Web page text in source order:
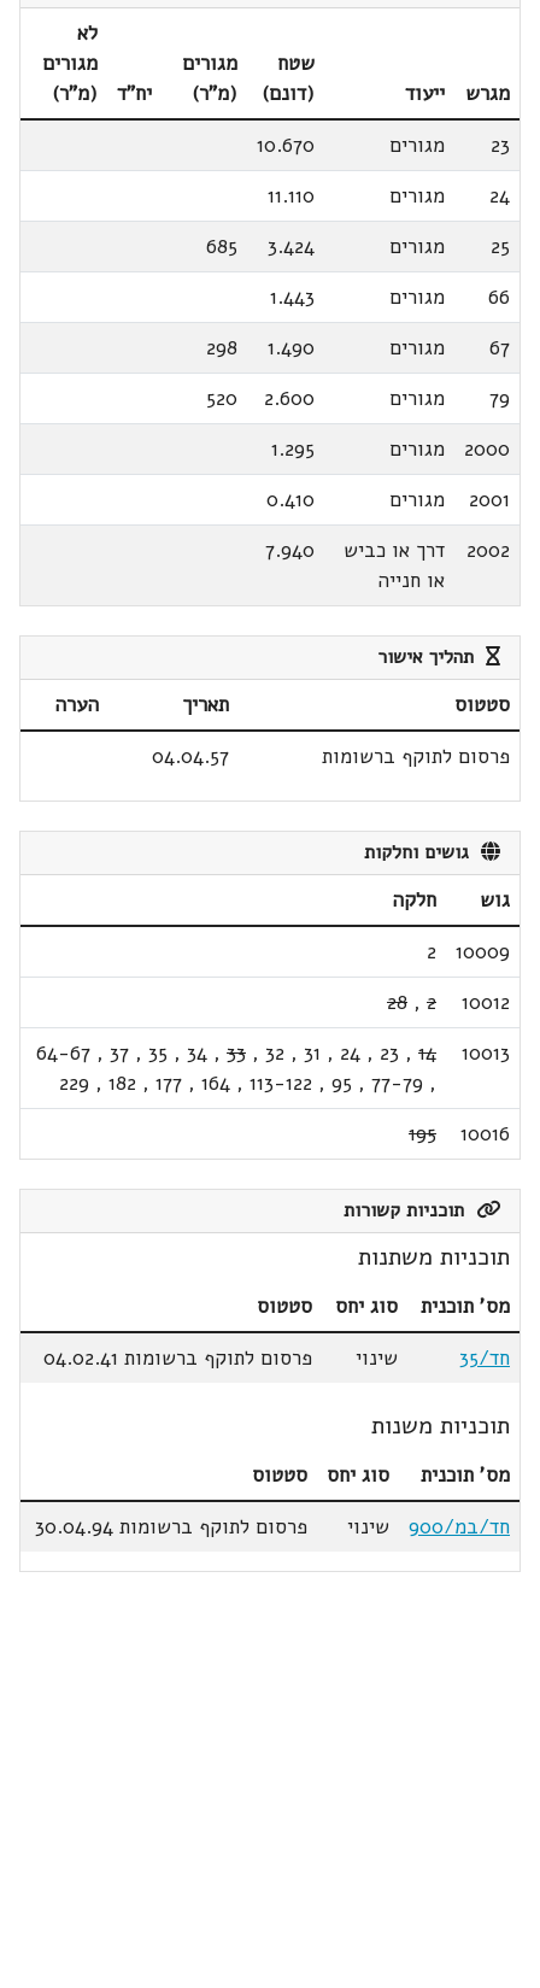
מגרש ייעוד
שטח
(דונם)
מגורים
(מ"ר)
יח"ד
לא
מגורים
(מ"ר)
23
מגורים
10.670
24
מגורים
11.110
25
מגורים 3.424
685
66
מגורים
1.443
67
מגורים 1.490
298
79
מגורים 2.600
520
2000
מגורים
1.295
2001
מגורים
0.410
2002
דרך או כביש
או חנייה
7.940
תהליך אישור
סטטוס תאריך
הערה
פרסום לתוקף ברשומות
04.04.57
גושים וחלקות
גוש
חלקה
10009
2
10012
2
,
28
10013
14
,
23
,
24
,
31
,
32
,
33
,
34
,
35
,
37
,
64-67
,
77-79
,
95
,
113-122
,
164
,
177
,
182
,
229
10016
195
תוכניות קשורות
תוכניות משתנות
מס' תוכנית סוג יחס
סטטוס
חד/35
שינוי פרסום לתוקף ברשומות 04.02.41
תוכניות משנות
מס' תוכנית סוג יחס
סטטוס
חד/במ/900
שינוי פרסום לתוקף ברשומות 30.04.94